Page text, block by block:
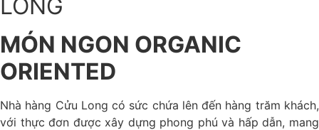
LONG
MÓN NGON ORGANIC
ORIENTED
Nhà hàng Cửu Long có sức chứa lên đến hàng trăm khách,
với thực đơn được xây dựng phong phú và hấp dẫn, mang